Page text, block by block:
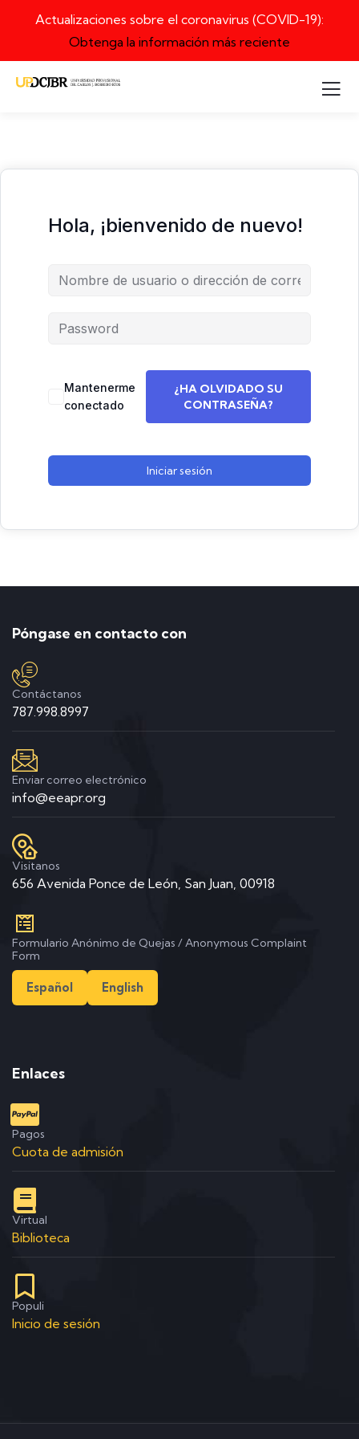
Actualizaciones sobre el coronavirus (COVID-19):
Obtenga la información más reciente
Hola, ¡bienvenido de nuevo!
Mantenerme
conectado
¿HA OLVIDADO SU
CONTRASEÑA?
Iniciar sesión
Póngase en contacto con
Contáctanos
787.998.8997
Enviar correo electrónico
info@eeapr.org
Visitanos
656 Avenida Ponce de León, San Juan, 00918
Formulario Anónimo de Quejas / Anonymous Complaint
Form
Español English
Enlaces
Pagos
Cuota de admisión
Virtual
Biblioteca
Populi
Inicio de sesión